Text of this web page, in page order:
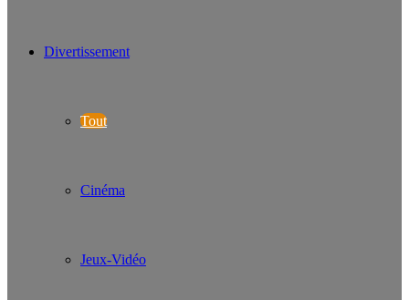
Divertissement
Tout
Cinéma
Jeux-Vidéo